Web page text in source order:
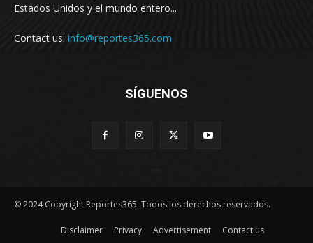
Estados Unidos y el mundo entero...
Contact us: info@reportes365.com
SÍGUENOS
© 2024 Copyright Reportes365. Todos los derechos reservados.
Disclaimer Privacy Advertisement Contact us